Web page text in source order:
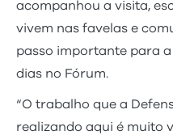
acompanhou a visita,
vivem nas favelas e
passo importante para
dias no Fórum.
“O trabalho que a
realizando aqui é muito